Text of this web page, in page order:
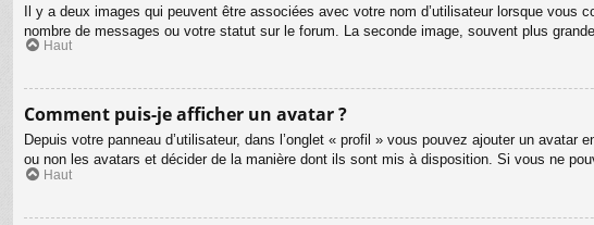
Il y a deux images qui peuvent être associées avec votre nom d’utilisateur lorsque
nombre de messages ou votre statut sur le forum. La seconde image, souvent plus
Haut
Comment puis-je afficher un avatar ?
Depuis votre panneau d’utilisateur, dans l’onglet « profil » vous pouvez ajouter un
ou non les avatars et décider de la manière dont ils sont mis à disposition. Si vous ne
Haut